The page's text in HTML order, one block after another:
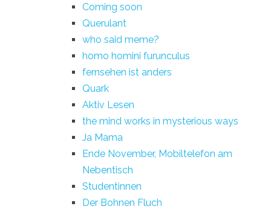
Coming soon
Querulant
who said meme?
homo homini furunculus
fernsehen ist anders
Quark
Aktiv Lesen
the mind works in mysterious ways
Ja Mama
Ende November, Mobiltelefon am
Nebentisch
Studentinnen
Der Bohnen Fluch